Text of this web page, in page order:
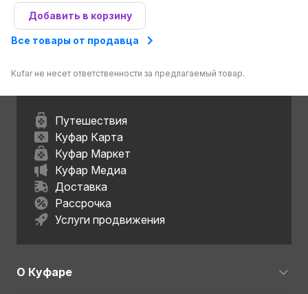
Добавить в корзину
Все товары от продавца
Kufar не несет ответственности за предлагаемый товар.
Путешествия
Куфар Карта
Куфар Маркет
Куфар Медиа
Доставка
Рассрочка
Услуги продвижения
О Куфаре